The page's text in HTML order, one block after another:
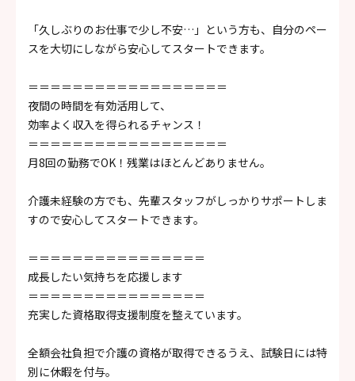
「久しぶりのお仕事で少し不安…」という方も、自分のペー
スを大切にしながら安心してスタートできます。
＝＝＝＝＝＝＝＝＝＝＝＝＝＝＝＝＝＝
夜間の時間を有効活用して、
効率よく収入を得られるチャンス！
＝＝＝＝＝＝＝＝＝＝＝＝＝＝＝＝＝＝
月8回の勤務でOK！残業はほとんどありません。
介護未経験の方でも、先輩スタッフがしっかりサポートしま
すので安心してスタートできます。
＝＝＝＝＝＝＝＝＝＝＝＝＝＝＝＝
成長したい気持ちを応援します
＝＝＝＝＝＝＝＝＝＝＝＝＝＝＝＝
充実した資格取得支援制度を整えています。
全額会社負担で介護の資格が取得できるうえ、試験日には特
別に休暇を付与。